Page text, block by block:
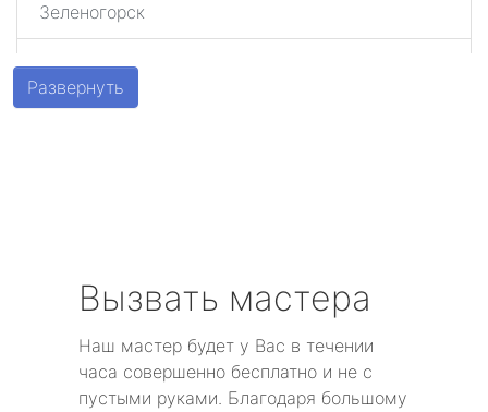
Зеленогорск
Шушары
Песочный
Левашово
Развернуть
Вызвать мастера
Наш мастер будет у Вас в течении
часа совершенно бесплатно и не с
пустыми руками. Благодаря большому